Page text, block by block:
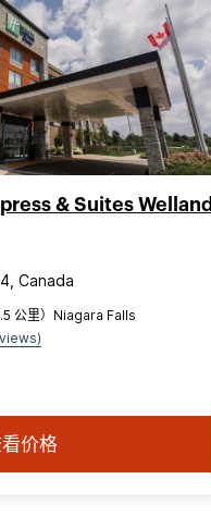
& Suites Welland
Canada
公里）Niagara Falls
价格